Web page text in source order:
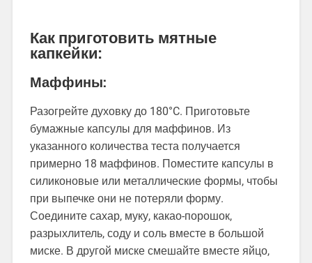
Как приготовить мятные
капкейки:
Маффины:
Разогрейте духовку до 180°C. Приготовьте
бумажные капсулы для маффинов. Из
указанного количества теста получается
примерно 18 маффинов. Поместите капсулы в
силиконовые или металлические формы, чтобы
при выпечке они не потеряли форму.
Соедините сахар, муку, какао-порошок,
разрыхлитель, соду и соль вместе в большой
миске. В другой миске смешайте вместе яйцо,